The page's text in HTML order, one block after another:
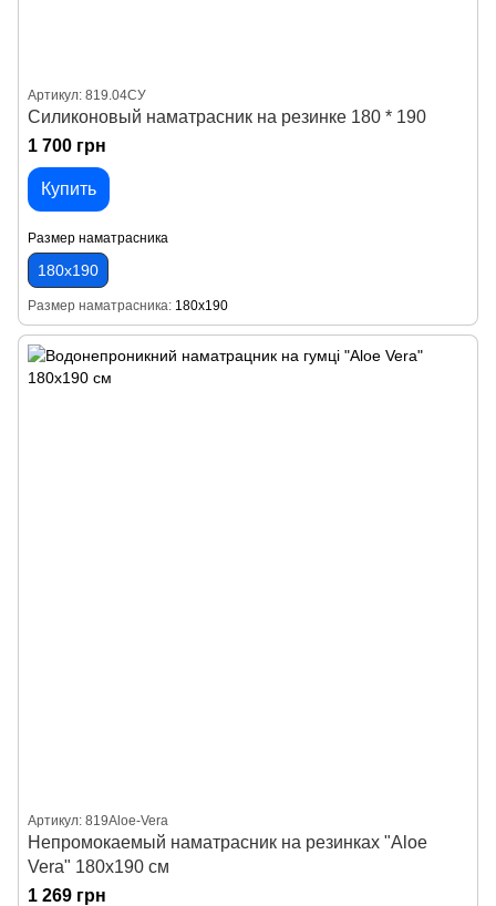
Артикул: 819.04СУ
Силиконовый наматрасник на резинке 180 * 190
1 700 грн
Купить
Размер наматрасника
180х190
Размер наматрасника 180х190
Артикул: 819Aloe-Vera
Непромокаемый наматрасник на резинках "Aloe
Vera" 180х190 см
1 269 грн